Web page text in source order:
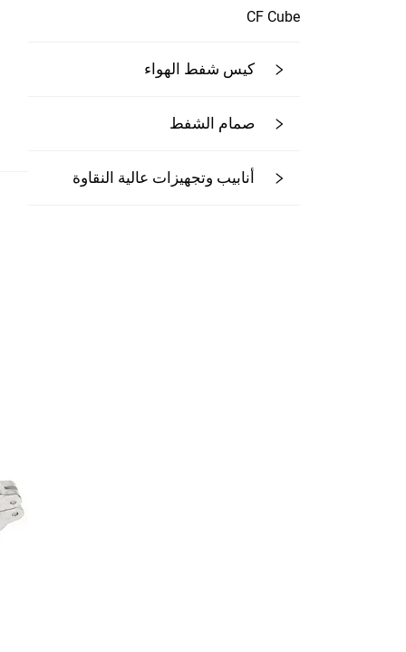
CF Cube
كيس شفط الهواء
صمام الشفط
أنابيب وتجهيزات عالية النقاوة